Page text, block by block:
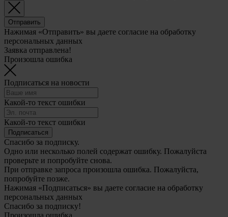
Отправить
Нажимая «Отправить» вы даете согласие на обработку
персональных данных
Заявка отправлена!
Произошла ошибка
Подписаться на новости
Какой-то текст ошибки
Какой-то текст ошибки
Подписаться
Спасибо за подписку.
Одно или несколько полей содержат ошибку. Пожалуйста
проверьте и попробуйте снова.
При отправке запроса произошла ошибка. Пожалуйста,
попробуйте позже.
Нажимая «Подписаться» вы даете согласие на обработку
персональных данных
Спасибо за подписку!
Произошла ошибка